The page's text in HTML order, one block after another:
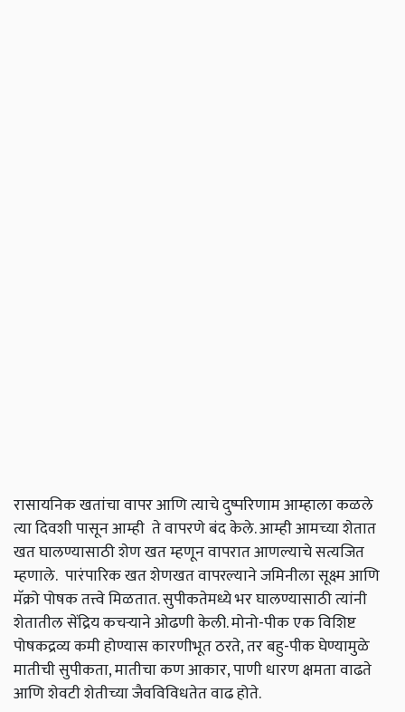
रासायनिक खतांचा वापर आणि त्याचे दुष्परिणाम आम्हाला कळले
त्या दिवशी पासून आम्ही ते वापरणे बंद केले. आम्ही आमच्या शेतात
खत घालण्यासाठी शेण खत म्हणून वापरात आणल्याचे सत्यजित
म्हणाले. पारंपारिक खत शेणखत वापरल्याने जमिनीला सूक्ष्म आणि
मॅक्रो पोषक तत्त्वे मिळतात. सुपीकतेमध्ये भर घालण्यासाठी त्यांनी
शेतातील सेंद्रिय कचऱ्याने ओढणी केली. मोनो-पीक एक विशिष्ट
पोषकद्रव्य कमी होण्यास कारणीभूत ठरते, तर बहु-पीक घेण्यामुळे
मातीची सुपीकता, मातीचा कण आकार, पाणी धारण क्षमता वाढते
आणि शेवटी शेतीच्या जैवविविधतेत वाढ होते.